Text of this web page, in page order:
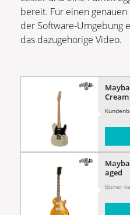
bereit. Für einen
der Software-Umgebung
das dazugehörige Video.
Cream
aged
Bisher